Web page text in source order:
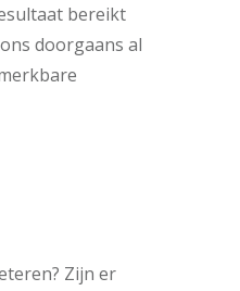
bereikt
doorgaans al
Zijn er